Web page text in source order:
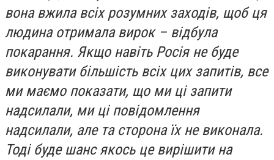
вона вжила всіх розумних заходів, щоб ця
людина отримала вирок – відбула
покарання. Якщо навіть Росія не буде
виконувати більшість всіх цих запитів, все
ми маємо показати, що ми ці запити
надсилали, ми ці повідомлення
надсилали, але та сторона їх не виконала.
Тоді буде шанс якось це вирішити на